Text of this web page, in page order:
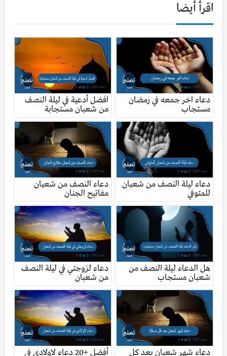
اقرأ أيضا
دعاء اخر جمعه في رمضان
مستجاب
افضل أدعية في ليلة النصف
من شعبان مستجابة
دعاء ليلة النصف من شعبان
للمتوفي
دعاء النصف من شعبان
مفاتيح الجنان
هل الدعاء ليلة النصف من
شعبان مستجاب
دعاء لزوجتي في ليلة النصف
من شعبان
دعاء شهر شعبان بعد كل
أفضل +20 دعاء لاولادي في